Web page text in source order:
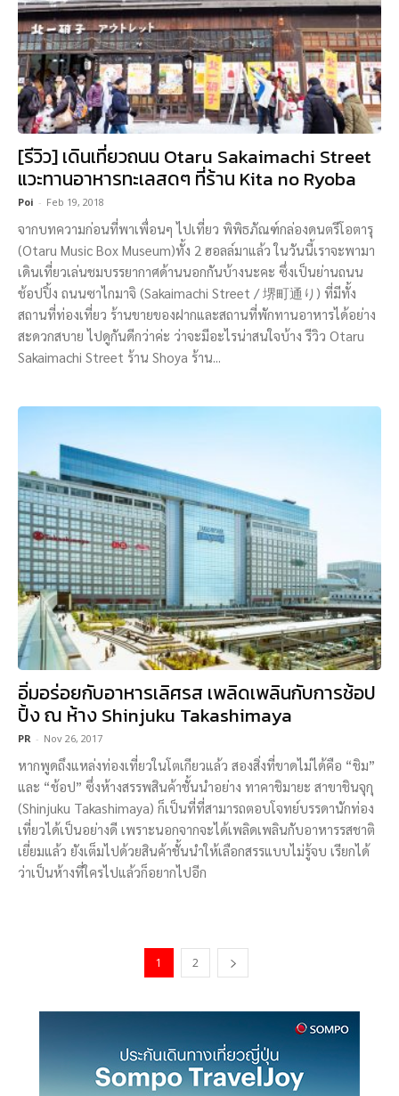
[รีวิว] เดินเที่ยวถนน Otaru Sakaimachi Street
แวะทานอาหารทะเลสดๆ ที่ร้าน Kita no Ryoba
Poi - Feb 19, 2018
จากบทความก่อนที่พาเพื่อนๆ ไปเที่ยว พิพิธภัณฑ์กล่องดนตรีโอตารุ
(Otaru Music Box Museum)ทั้ง 2 ฮอลล์มาแล้ว ในวันนี้เราจะพามา
เดินเที่ยวเล่นชมบรรยากาศด้านนอกกันบ้างนะคะ ซึ่งเป็นย่านถนน
ช้อปปิ้ง ถนนซาไกมาจิ (Sakaimachi Street / 堺町通り) ที่มีทั้ง
สถานที่ท่องเที่ยว ร้านขายของฝากและสถานที่พักทานอาหารได้อย่าง
สะดวกสบาย ไปดูกันดีกว่าค่ะ ว่าจะมีอะไรน่าสนใจบ้าง รีวิว Otaru
Sakaimachi Street ร้าน Shoya ร้าน...
อิ่มอร่อยกับอาหารเลิศรส เพลิดเพลินกับการช้อป
ปิ้ง ณ ห้าง Shinjuku Takashimaya
PR - Nov 26, 2017
หากพูดถึงแหล่งท่องเที่ยวในโตเกียวแล้ว สองสิ่งที่ขาดไม่ได้คือ “ชิม”
และ “ช้อป” ซึ่งห้างสรรพสินค้าชั้นนำอย่าง ทาคาชิมายะ สาขาชินจุกุ
(Shinjuku Takashimaya) ก็เป็นที่ที่สามารถตอบโจทย์บรรดานักท่อง
เที่ยวได้เป็นอย่างดี เพราะนอกจากจะได้เพลิดเพลินกับอาหารรสชาติ
เยี่ยมแล้ว ยังเต็มไปด้วยสินค้าชั้นนำให้เลือกสรรแบบไม่รู้จบ เรียกได้
ว่าเป็นห้างที่ใครไปแล้วก็อยากไปอีก
1 2